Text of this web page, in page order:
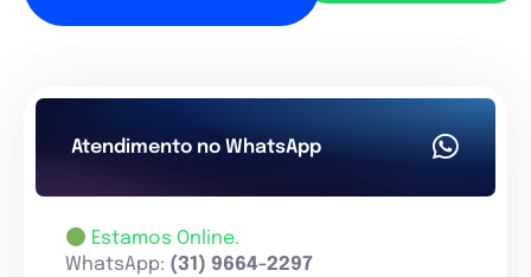
Atendimento no WhatsApp
Estamos Online.
WhatsApp: (31) 9664-2297